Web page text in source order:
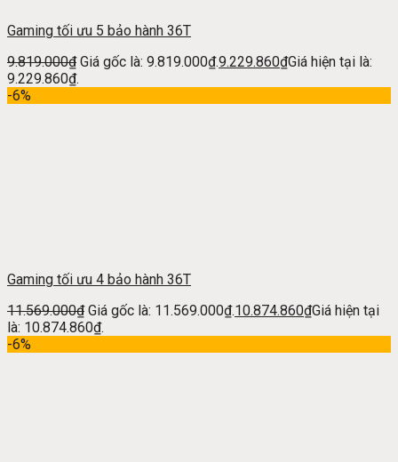
Gaming tối ưu 5 bảo hành 36T
9.819.000₫ Giá gốc là: 9.819.000₫.9.229.860₫Giá hiện tại là:
9.229.860₫.
-6%
Gaming tối ưu 4 bảo hành 36T
11.569.000₫ Giá gốc là: 11.569.000₫.10.874.860₫Giá hiện tại
là: 10.874.860₫.
-6%